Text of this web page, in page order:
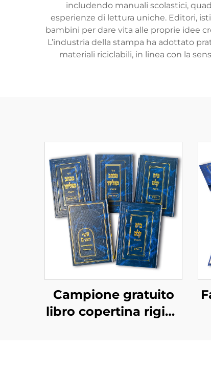
includendo manuali scolastici,
esperienze di lettura uniche. Editori,
bambini per dare vita alle proprie idee
L’industria della stampa ha adottato
materiali riciclabili, in linea con la
Campione gratuito
libro copertina rigida